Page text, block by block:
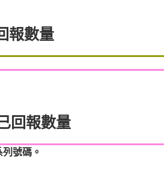
報數量
回報數量
號碼。